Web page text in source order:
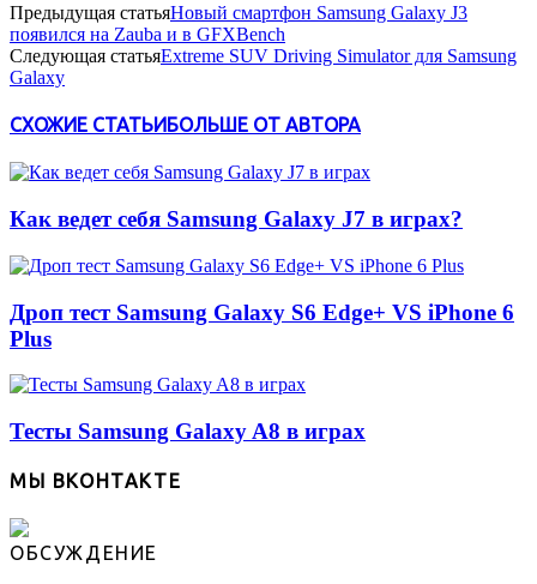
Предыдущая статьяНовый смартфон Samsung Galaxy J3
появился на Zauba и в GFXBench
Следующая статьяExtreme SUV Driving Simulator для Samsung
Galaxy
СХОЖИЕ СТАТЬИБОЛЬШЕ ОТ АВТОРА
Как ведет себя Samsung Galaxy J7 в играх?
Дроп тест Samsung Galaxy S6 Edge+ VS iPhone 6
Plus
Тесты Samsung Galaxy A8 в играх
МЫ ВКОНТАКТЕ
ОБСУЖДЕНИЕ